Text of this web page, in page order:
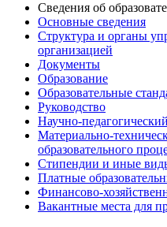
Сведения об
Основные сведения
Структура и органы
организацией
Документы
Образование
Образовательные
Руководство
Научно-
Материально-
образовательного
Стипендии и иные
Платные
Финансово-
Вакантные места для